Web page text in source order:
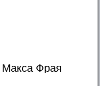
Макса Фрая